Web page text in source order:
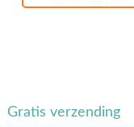
Gratis verzending